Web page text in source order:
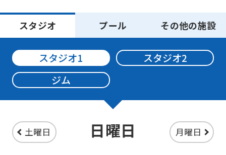
スタジオ プール その他の施設
スタジオ1
スタジオ2
ジム
土曜日 日曜日 月曜日
For
foreigners
Central
official
is